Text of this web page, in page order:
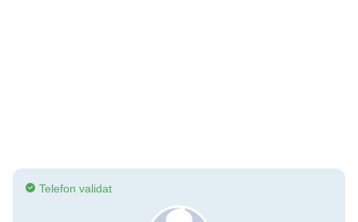
Telefon validat